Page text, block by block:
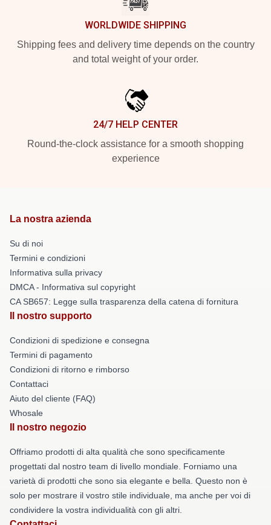
WORLDWIDE SHIPPING
Shipping fees and delivery time depends on the country
and total weight of your order.
24/7 HELP CENTER
Round-the-clock assistance for a smooth shopping
experience
La nostra azienda
Su di noi
Termini e condizioni
Informativa sulla privacy
DMCA - Informativa sul copyright
CA SB657: Legge sulla trasparenza della catena di fornitura
Il nostro supporto
Condizioni di spedizione e consegna
Termini di pagamento
Condizioni di ritorno e rimborso
Contattaci
Aiuto del cliente (FAQ)
Whosale
Il nostro negozio
Offriamo prodotti di alta qualità che sono specificamente
progettati dal nostro team di livello mondiale. Forniamo una
varietà di prodotti che sono sia elegante e bella. Questo non è
solo per mostrare il vostro stile individuale, ma anche per voi di
condividere la vostra individualità con gli altri.